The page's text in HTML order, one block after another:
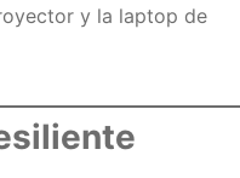
y la laptop de